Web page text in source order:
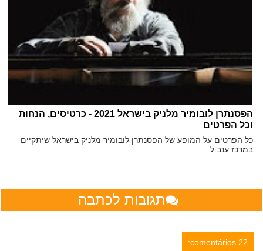
הפסנתרן לובומיר מלניק בישראל 2021 - כרטיסים, הנחות
וכל הפרטים
כל הפרטים על המופע של הפסנתרן לובומיר מלניק בישראל שיתקיים
במרכז ענב ל...
תגובות לכתבה
22 comentários: